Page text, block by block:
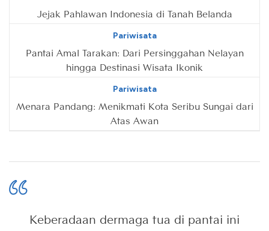
Jejak Pahlawan Indonesia di Tanah Belanda
Pariwisata
Pantai Amal Tarakan: Dari Persinggahan Nelayan
hingga Destinasi Wisata Ikonik
Pariwisata
Menara Pandang: Menikmati Kota Seribu Sungai dari
Atas Awan
Keberadaan dermaga tua di pantai ini